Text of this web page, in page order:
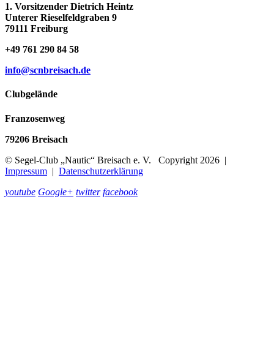
1. Vorsitzender Dietrich Heintz
Unterer Rieselfeldgraben 9
79111 Freiburg
+49 761 290 84 58
info@scnbreisach.de
Clubgelände
Franzosenweg
79206 Breisach
© Segel-Club „Nautic“ Breisach e. V. Copyright 2026 |
Impressum | Datenschutzerklärung
youtube Google+ twitter facebook